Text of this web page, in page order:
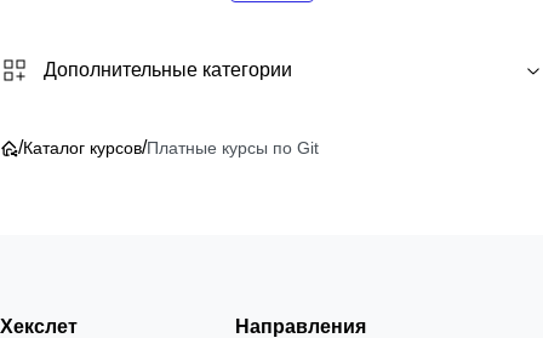
Дополнительные категории
/Каталог курсов/Платные курсы по Git
Хекслет Направления